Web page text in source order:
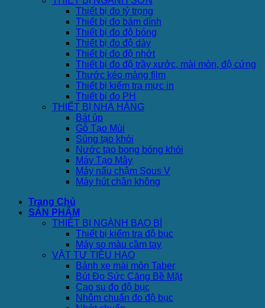
Thiết bị đo tỷ trọng
Thiết bị đo bám dính
Thiết bị đo độ bóng
Thiết bị đo độ dày
Thiết bị đo độ nhớt
Thiết bị đo độ trầy xước, mài mòn, độ cứng
Thước kéo màng film
Thiết bị kiểm tra mực in
Thiết bị đo PH
THIẾT BỊ NHÀ HÀNG
Bát úp
Gỗ Tạo Mùi
Súng tạo khói
Nước tạo bong bóng khói
Máy Tạo Mây
Máy nấu chậm Sous V
Máy hút chân không
Trang Chủ
SẢN PHẨM
THIẾT BỊ NGÀNH BAO BÌ
Thiết bị kiểm tra độ bục
Máy so màu cầm tay
VẬT TƯ TIÊU HAO
Bánh xe mài mòn Taber
Bút Đo Sức Căng Bề Mặt
Cao su đo độ bục
Nhôm chuẩn đo độ bục